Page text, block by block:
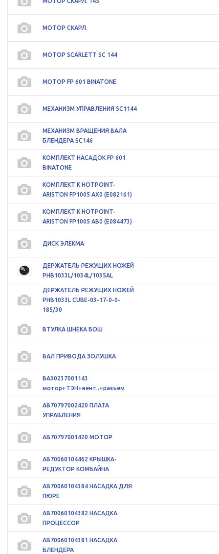
МОТОР СКАРЛ.
МОТОР SCARLETT SC 144
МОТОР FP 601 BINATONE
МЕХАНИЗМ УПРАВЛЕНИЯ SC1144
МЕХАНИЗМ ВРАЩЕНИЯ ВАЛА
БЛЕНДЕРА SC146
КОМПЛЕКТ НАСАДОК FP 601
BINATONE
КОМПЛЕКТ К HOTPOINT-
ARISTON FP1005 AX0 (E082161)
КОМПЛЕКТ К HOTPOINT-
ARISTON FP1005 AB0 (E084473)
ДИСК ЭЛЕКМА
ДЕРЖАТЕЛЬ РЕЖУЩИХ НОЖЕЙ
PHB1033L/1034L/1035AL
ДЕРЖАТЕЛЬ РЕЖУЩИХ НОЖЕЙ
PHB1033L CUBE-03-17-0-0-
185/30
ВТУЛКА ШНЕКА БОШ
ВАЛ ПРИВОДА ЗОЛУШКА
ВА30237001143
мотор+ТЭН+вент..+разъем
АВ70797002420 ПЛАТА
УПРАВЛЕНИЯ
АВ70797001420 МОТОР
АВ70060104462 КРЫШКА-
РЕДУКТОР КОМБАЙНА
АВ70060104384 НАСАДКА ДЛЯ
ПЮРЕ
АВ70060104382 НАСАДКА
ПРОЦЕССОР
АВ70060104381 НАСАДКА
БЛЕНДЕРА